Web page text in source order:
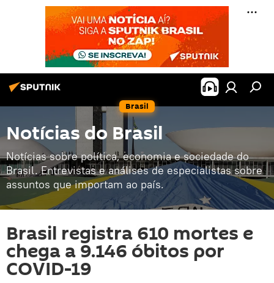
Brasil
Notícias do Brasil
Notícias sobre política, economia e sociedade do
Brasil. Entrevistas e análises de especialistas sobre
assuntos que importam ao país.
Brasil registra 610 mortes e
chega a 9.146 óbitos por
COVID-19